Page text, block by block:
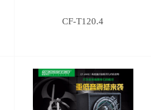
CF-T120.4